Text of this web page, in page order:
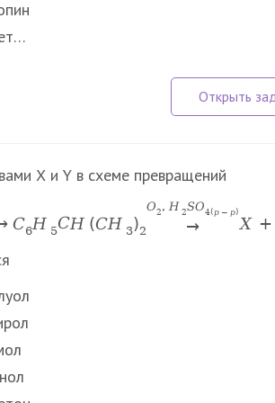
Х и Y в схеме превращений
C6H 5CH (CH 3)2
O2 , H 2SO4( p − p)
→ X +